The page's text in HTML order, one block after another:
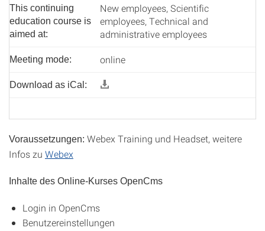
This continuing
education course is
aimed at:
New employees, Scientific
employees, Technical and
administrative employees
Meeting mode: online
Download as iCal:
Voraussetzungen: Webex Training und Headset, weitere
Infos zu Webex
Inhalte des Online-Kurses OpenCms
Login in OpenCms
Benutzereinstellungen